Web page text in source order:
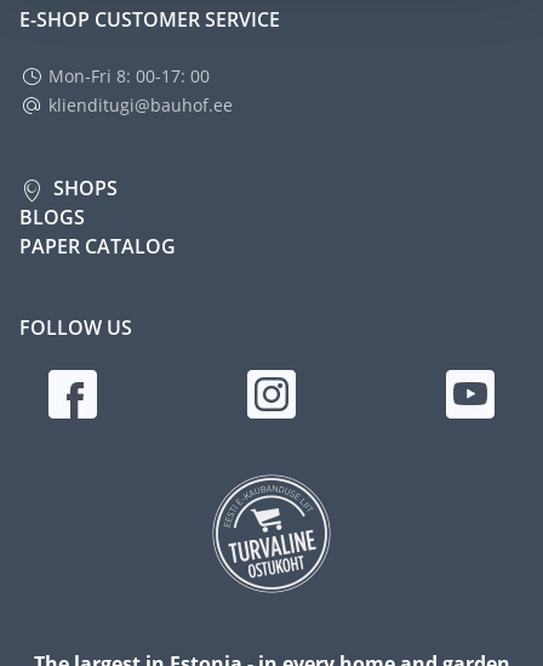
E-SHOP CUSTOMER SERVICE
Mon-Fri 8: 00-17: 00
klienditugi@bauhof.ee
SHOPS
BLOGS
PAPER CATALOG
FOLLOW US